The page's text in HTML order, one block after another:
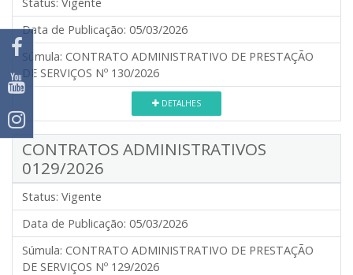
Data de Publicação: 05/03/2026
Súmula: CONTRATO ADMINISTRATIVO DE PRESTAÇÃO
DE SERVIÇOS Nº 130/2026
DETALHES
CONTRATOS ADMINISTRATIVOS
0129/2026
Status: Vigente
Data de Publicação: 05/03/2026
Súmula: CONTRATO ADMINISTRATIVO DE PRESTAÇÃO
DE SERVIÇOS Nº 129/2026